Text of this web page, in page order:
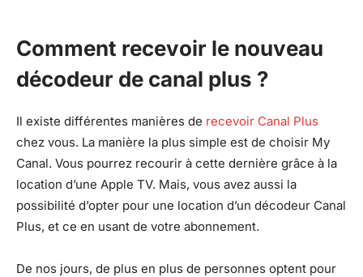
Comment recevoir le nouveau
décodeur de canal plus ?
Il existe différentes manières de recevoir Canal Plus
chez vous. La manière la plus simple est de choisir My
Canal. Vous pourrez recourir à cette dernière grâce à la
location d’une Apple TV. Mais, vous avez aussi la
possibilité d’opter pour une location d’un décodeur Canal
Plus, et ce en usant de votre abonnement.
De nos jours, de plus en plus de personnes optent pour